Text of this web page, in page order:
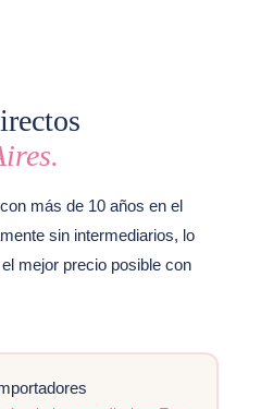
más de 10 años en el
sin intermediarios, lo
mejor precio posible con